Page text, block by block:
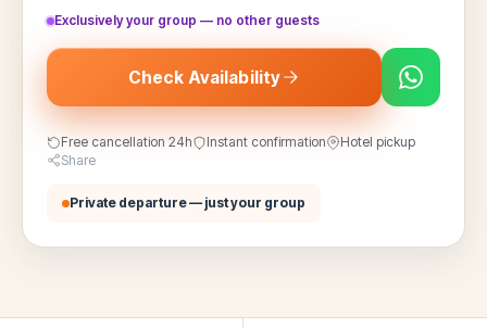
Exclusively your group — no other guests
Check Availability
Free cancellation 24h Instant confirmation
Hotel pickup
Share
Private departure — just your group